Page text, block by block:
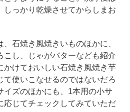
しっかり乾燥させてからしまお
石焼き風焼きいものほかに、
こし、じゃがバターなども紹介
かけておいしい石焼き風焼き芋
て使いこなせるのではないだろ
イズのほかにも、1本用の小サ
応じてチェックしてみていただ